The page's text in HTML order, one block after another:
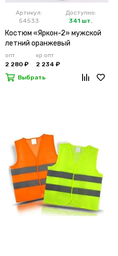
Артикул:
54533
Доступно:
341 шт.
Костюм «Яркон-2» мужской
летний оранжевый
опт
2 280 ₽
кр.опт
2 234 ₽
Выбрать